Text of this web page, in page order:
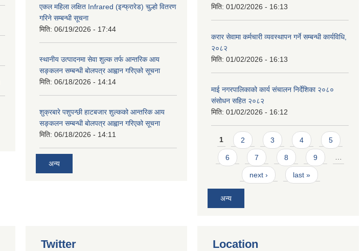
एकल महिला लक्षित Infrared (इन्फ्रारेड) चुल्हो वितरण
गरिने सम्बन्धी सूचना
मिति: 06/19/2026 - 17:44
स्थानीय उत्पादनमा सेवा शुल्क तर्फ आन्तरिक आय
सङ्कलन सम्बन्धी बोलपत्र आह्वान गरिएको सूचना
मिति: 06/18/2026 - 14:14
शुक्रबारे पशुपन्छी हाटबजार शुल्कको आन्तरिक आय
सङ्कलन सम्बन्धी बोलपत्र आह्वान गरिएको सूचना
मिति: 06/18/2026 - 14:11
अन्य
मिति: 01/02/2026 - 16:13
करार सेवामा कर्मचारी व्यवस्थापन गर्ने सम्बन्धी कार्यविधि,
२०८२
मिति: 01/02/2026 - 16:13
माई नगरपालिकाको कार्य संचालन निर्देशिका २०८०
संसोधन सहित २०८२
मिति: 01/02/2026 - 16:12
Pages
1 2 3 4 5
6 7 8 9 …
next › last »
अन्य
Twitter Location